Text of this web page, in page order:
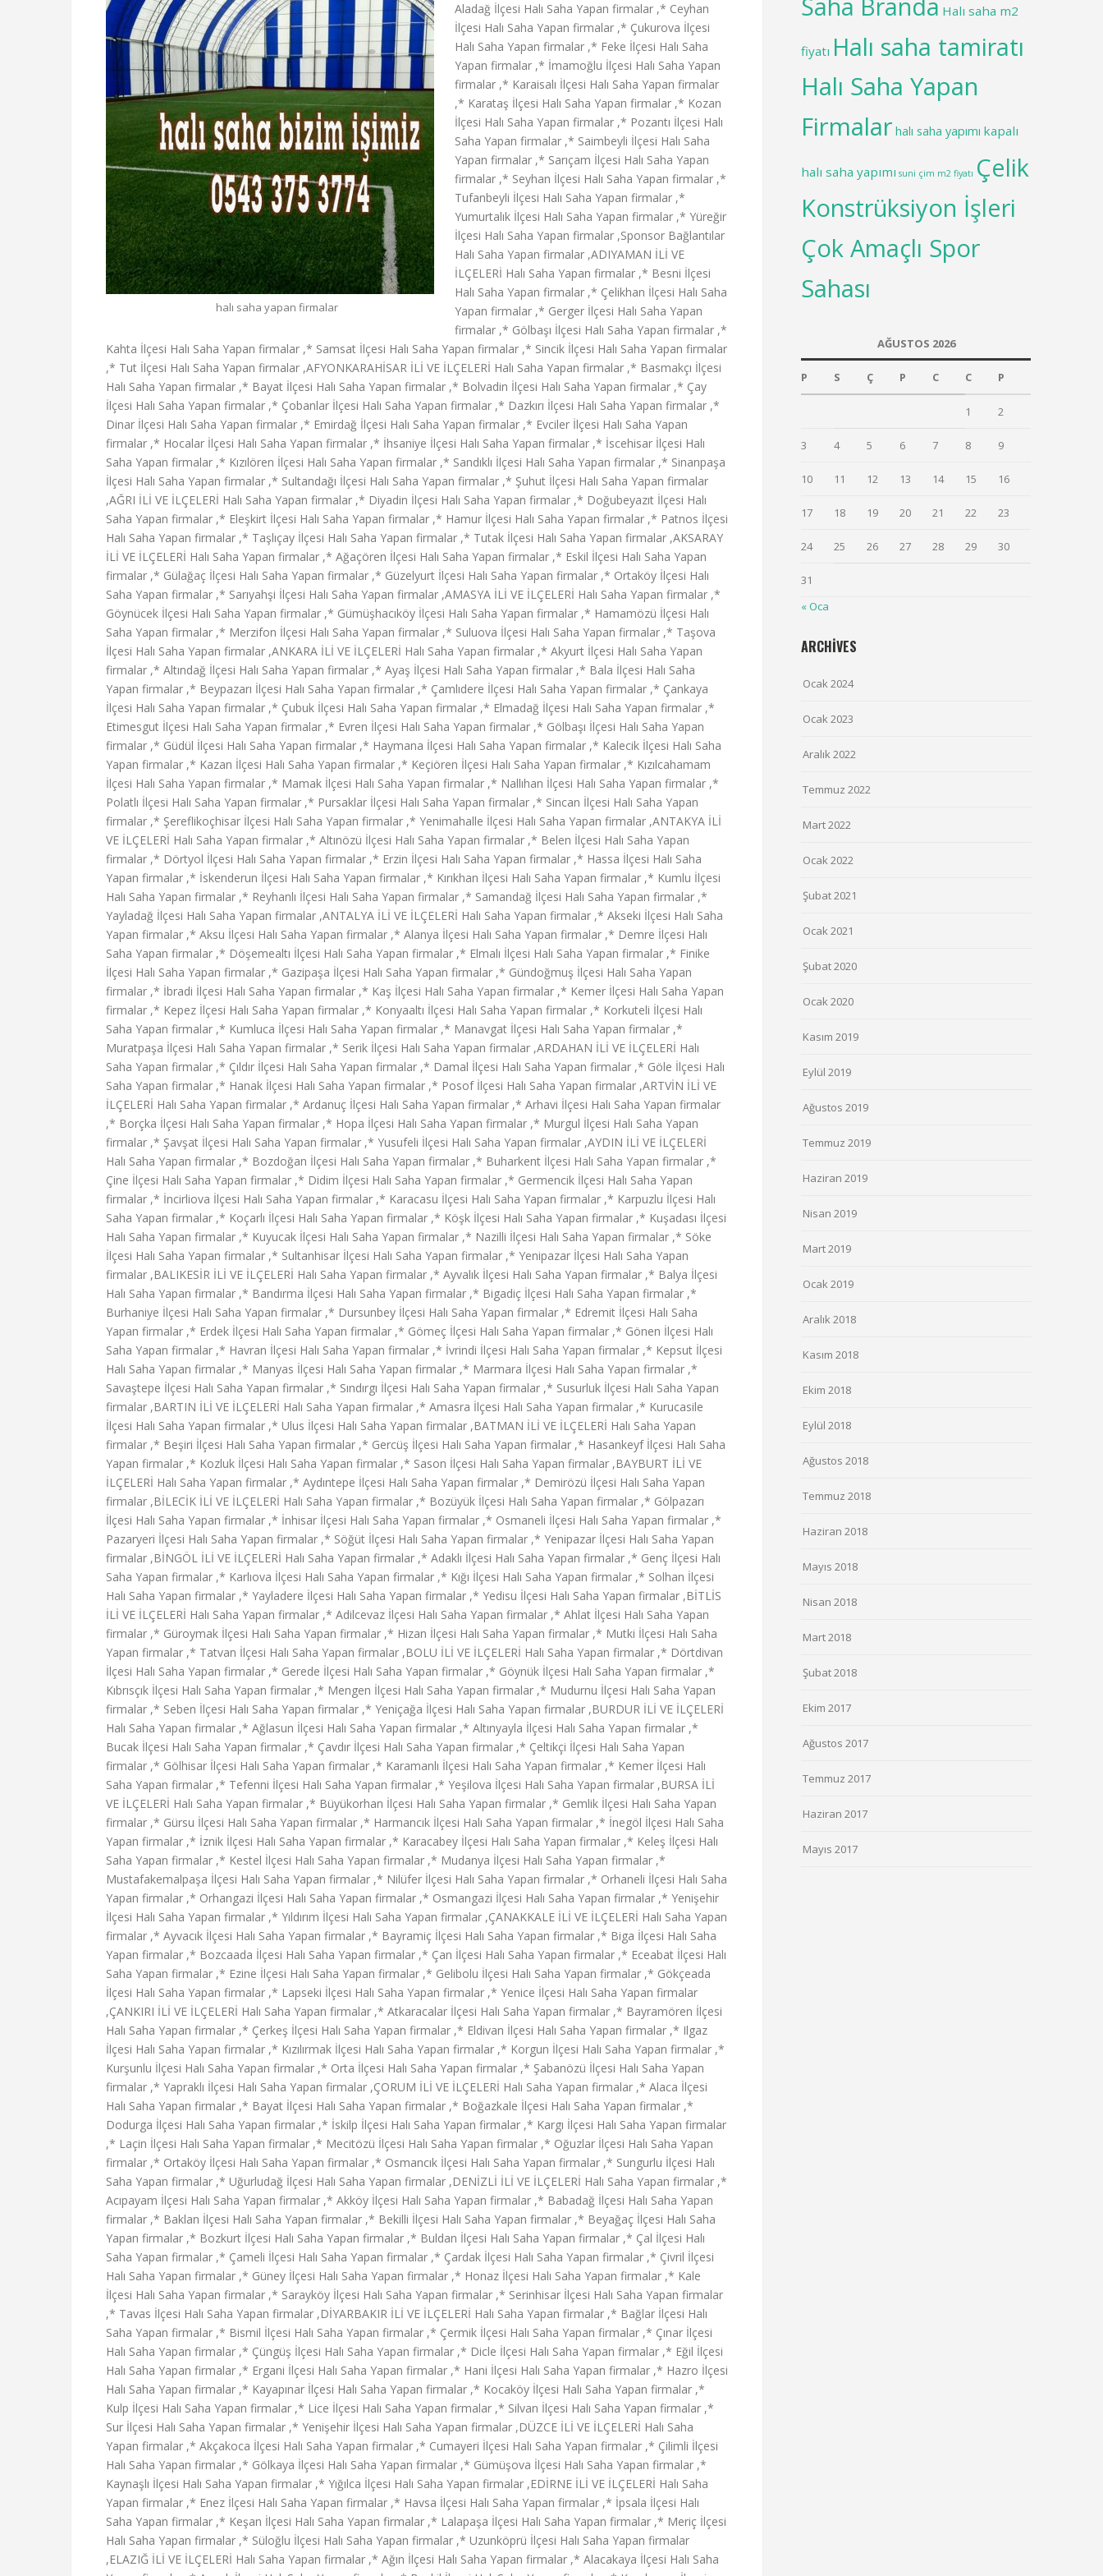
halı saha yapan firmalar
Halı saha m2
fiyatı Halı saha tamiratı
Halı Saha Yapan
Firmalar halı saha yapımı kapalı
halı saha yapımı suni çim m2 fiyatı Çelik
Konstrüksiyon İşleri
Çok Amaçlı Spor
Sahası
AĞUSTOS 2026
P S Ç P C C P
1 2
3 4 5 6 7 8 9
10 11 12 13 14 15 16
17 18 19 20 21 22 23
24 25 26 27 28 29 30
31
« Oca
ARCHIVES
Ocak 2024
Ocak 2023
Aralık 2022
Temmuz 2022
Mart 2022
Ocak 2022
Şubat 2021
Ocak 2021
Şubat 2020
Ocak 2020
Kasım 2019
Eylül 2019
Ağustos 2019
Temmuz 2019
Haziran 2019
Nisan 2019
Mart 2019
Ocak 2019
Aralık 2018
Kasım 2018
Ekim 2018
Eylül 2018
Ağustos 2018
Temmuz 2018
Haziran 2018
Mayıs 2018
Nisan 2018
Mart 2018
Şubat 2018
Ekim 2017
Ağustos 2017
Temmuz 2017
Haziran 2017
Mayıs 2017